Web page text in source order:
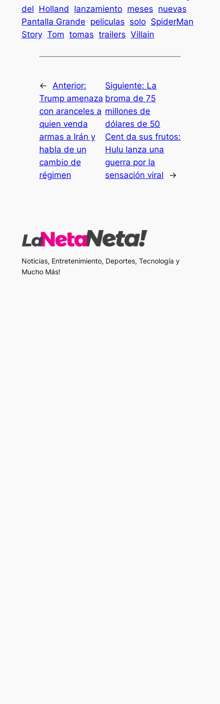
del Holland lanzamiento meses nuevas
Pantalla Grande peliculas solo SpiderMan
Story Tom tomas trailers Villain
←
Anterior:
Trump amenaza
con aranceles a
quien venda
armas a Irán y
habla de un
cambio de
régimen
Siguiente: La
broma de 75
millones de
dólares de 50
Cent da sus frutos:
Hulu lanza una
guerra por la
sensación viral
→
Noticias, Entretenimiento, Deportes, Tecnología y
Mucho Más!